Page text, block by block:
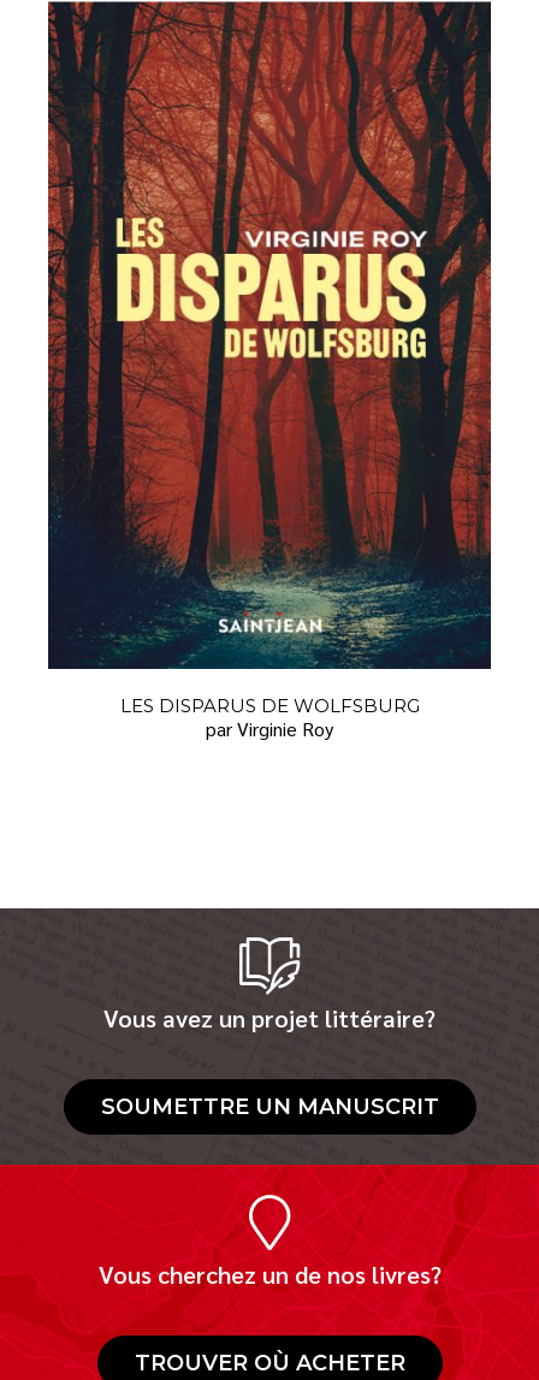
LES DISPARUS DE WOLFSBURG
par Virginie Roy
Vous avez un projet littéraire?
SOUMETTRE UN MANUSCRIT
Vous cherchez un de nos livres?
TROUVER OÙ ACHETER